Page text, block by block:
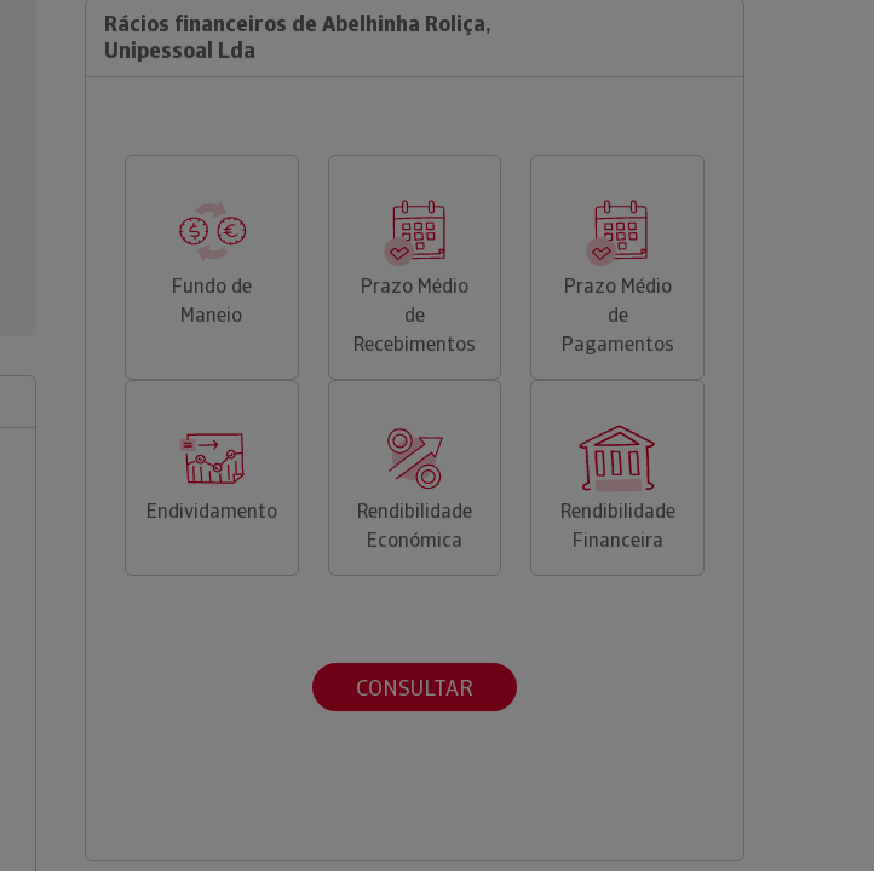
Rácios financeiros de Abelhinha Roliça,
Unipessoal Lda
Fundo de
Maneio
Prazo Médio
de
Recebimentos
Prazo Médio
de
Pagamentos
Endividamento
Rendibilidade
Económica
Rendibilidade
Financeira
CONSULTAR